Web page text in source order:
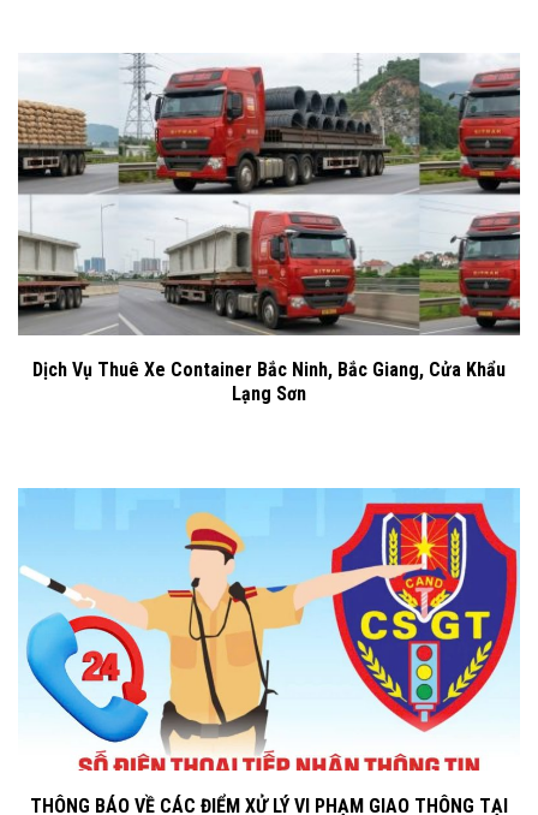
Dịch Vụ Thuê Xe Container Bắc Ninh, Bắc Giang, Cửa Khẩu
Lạng Sơn
THÔNG BÁO VỀ CÁC ĐIỂM XỬ LÝ VI PHẠM GIAO THÔNG TẠI